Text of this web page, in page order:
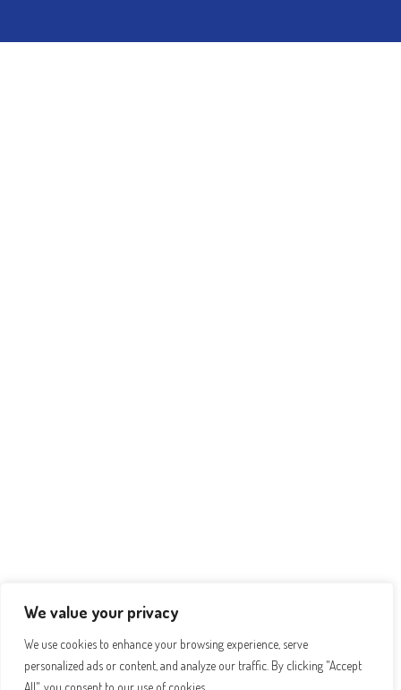
We value your privacy
We use cookies to enhance your browsing experience, serve
personalized ads or content, and analyze our traffic. By clicking "Accept
All", you consent to our use of cookies.